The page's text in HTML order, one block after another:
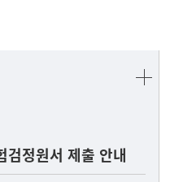
정원서 제출 안내